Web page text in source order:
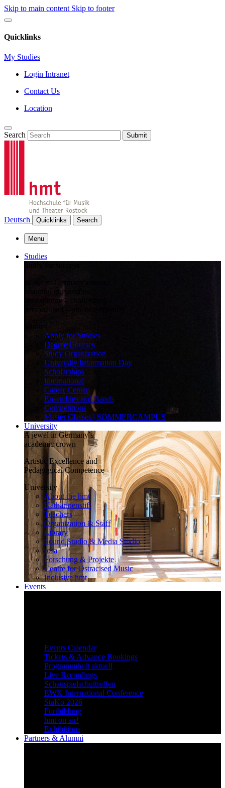
Skip to main content Skip to footer
Quicklinks
My Studies
Login Intranet
Contact Us
Location
Search Submit
Deutsch Quicklinks Search
Menu
Studies
in one of Germany's most
beautiful universities:
atmospheric – challenging –
Apply for Studies
Degree Courses
Study Organization
University Information Day
Scholarships
International
Career Center
Ensembles and Bands
Competitions
Master Classes | SOMMERCAMPUS
University
A jewel in Germany’s
academic crown
Artistic Excellence and
Pedagogical Competence
University
About the hmt
Katharinenstift
Teachers
Organization & Staff
Library
Sound Studio & Media Studio
rosa
Forschung & Projekte
Centre for Ostracised Music
Inclusive hmt
Events
Events Calendar
Tickets & Advance Bookings
Programmheft aktuell
Live Recordings
Schauspielschultreffen
EWK International Conference
StäKo 2026
Fortbildung
hmt on air!
Exhibitions
Partners & Alumni